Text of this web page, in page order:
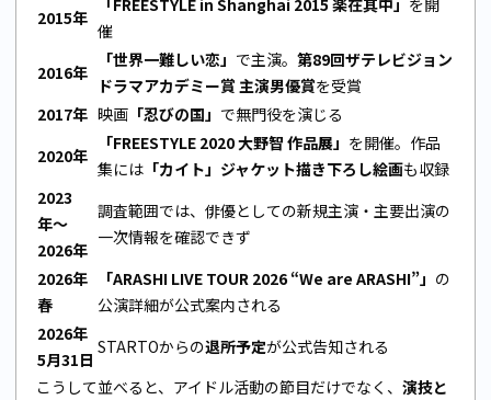
2015年
催
2016年
「世界一難しい恋」 で主演。 第89回ザテレビジョン
ドラマアカデミー賞 主演男優賞を受賞
2017年 映画 「忍びの国」 で無門役を演じる
2020年
「FREESTYLE 2020 大野智 作品展」 を開催。作品
集には 「カイト」ジャケット描き下ろし絵画も収録
2023
年〜
2026年
調査範囲では、俳優としての新規主演・主要出演の
一次情報を確認できず
2026年
春
「ARASHI LIVE TOUR 2026 “We are ARASHI”」 の
公演詳細が公式案内される
2026年
5月31日
STARTOからの退所予定が公式告知される
こうして並べると、アイドル活動の節目だけでなく、 演技と